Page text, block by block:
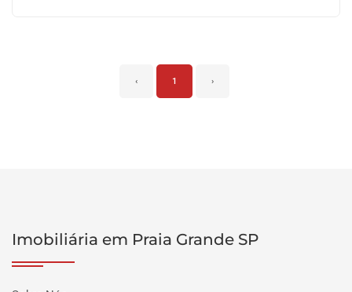
‹ 1 ›
Imobiliária em Praia Grande SP